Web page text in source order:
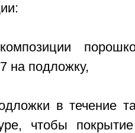
на подложку,
в течение
чтобы